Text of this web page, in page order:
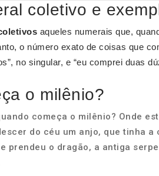
coletivo e
aqueles numerais que,
o número exato de coisas que
no singular, e “eu comprei duas
o milênio?
começa o milênio? Onde
do céu um anjo, que tinha
prendeu o dragão, a antiga